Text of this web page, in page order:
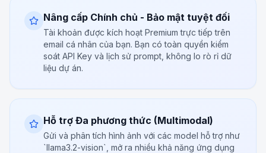
Nâng cấp Chính chủ - Bảo mật tuyệt đối
Tài khoản được kích hoạt Premium trực tiếp trên
email cá nhân của bạn. Bạn có toàn quyền kiểm
soát API Key và lịch sử prompt, không lo rò rỉ dữ
liệu dự án.
Hỗ trợ Đa phương thức (Multimodal)
Gửi và phân tích hình ảnh với các model hỗ trợ như
`llama3.2-vision`, mở ra nhiều khả năng ứng dụng